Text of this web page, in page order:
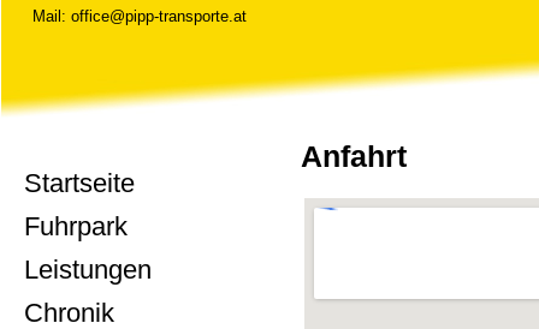
Mail: office@pipp-transporte.at
Startseite
Fuhrpark
Leistungen
Chronik
Anfahrt